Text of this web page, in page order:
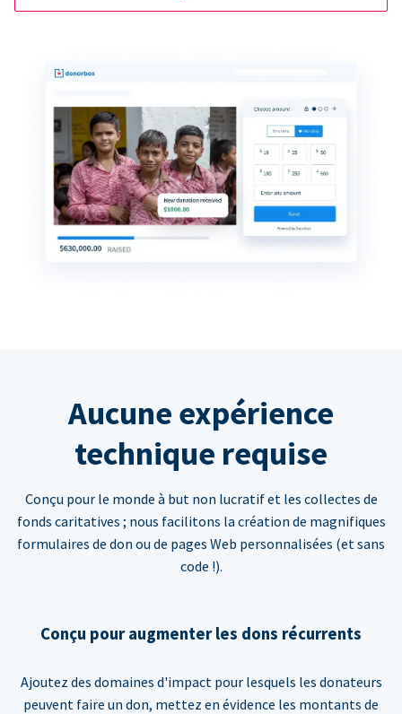
Aucune expérience
technique requise
Conçu pour le monde à but non lucratif et les collectes de
fonds caritatives ; nous facilitons la création de magnifiques
formulaires de don ou de pages Web personnalisées (et sans
code !).
Conçu pour augmenter les dons récurrents
Ajoutez des domaines d'impact pour lesquels les donateurs
peuvent faire un don, mettez en évidence les montants de